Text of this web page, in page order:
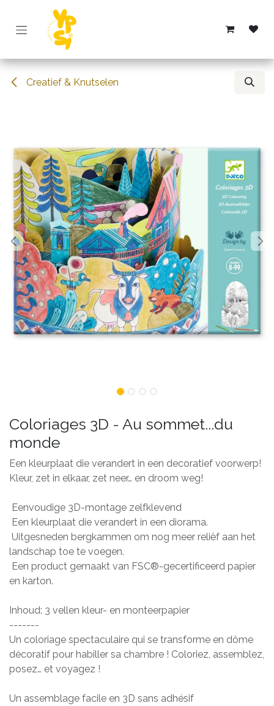
Overslaan naar inhoud
Creatief & Knutselen
Coloriages 3D - Au sommet...du
monde
Een kleurplaat die verandert in een decoratief voorwerp!
Kleur, zet in elkaar, zet neer… en droom weg!
Eenvoudige 3D-montage zelfklevend
Een kleurplaat die verandert in een diorama.
Uitgesneden bergkammen om nog meer reliëf aan het
landschap toe te voegen.
Een product gemaakt van FSC®-gecertificeerd papier
en karton.
Inhoud: 3 vellen kleur- en monteerpapier
-------
Un coloriage spectaculaire qui se transforme en dôme
décoratif pour habiller sa chambre ! Coloriez, assemblez,
posez… et voyagez !
Un assemblage facile en 3D sans adhésif